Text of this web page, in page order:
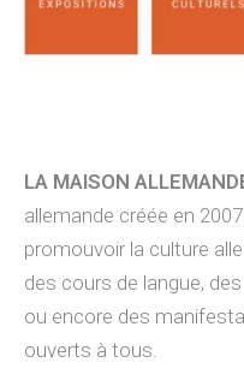
LA MAISON
allemande créée en
promouvoir la culture
des cours de langue,
ou encore des
ouverts à tous.